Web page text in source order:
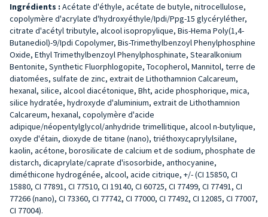
Ingrédients : Acétate d'éthyle, acétate de butyle, nitrocellulose,
copolymère d'acrylate d'hydroxyéthyle/Ipdi/Ppg-15 glycéryléther,
citrate d'acétyl tributyle, alcool isopropylique, Bis-Hema Poly(1,4-
Butanediol)-9/Ipdi Copolymer, Bis-Trimethylbenzoyl Phenylphosphine
Oxide, Ethyl Trimethylbenzoyl Phenylphosphinate, Stearalkonium
Bentonite, Synthetic Fluorphlogopite, Tocopherol, Mannitol, terre de
diatomées, sulfate de zinc, extrait de Lithothamnion Calcareum,
hexanal, silice, alcool diacétonique, Bht, acide phosphorique, mica,
silice hydratée, hydroxyde d'aluminium, extrait de Lithothamnion
Calcareum, hexanal, copolymère d'acide
adipique/néopentylglycol/anhydride trimellitique, alcool n-butylique,
oxyde d'étain, dioxyde de titane (nano), triéthoxycaprylylsilane,
kaolin, acétone, borosilicate de calcium et de sodium, phosphate de
distarch, dicaprylate/caprate d'isosorbide, anthocyanine,
diméthicone hydrogénée, alcool, acide citrique, +/- (CI 15850, CI
15880, CI 77891, CI 77510, CI 19140, CI 60725, CI 77499, CI 77491, CI
77266 (nano), CI 73360, CI 77742, CI 77000, CI 77492, CI 12085, CI 77007,
CI 77004).